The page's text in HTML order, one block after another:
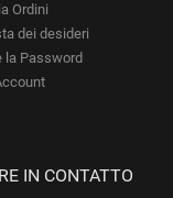
Ordini
dei desideri
la Password
IN CONTATTO